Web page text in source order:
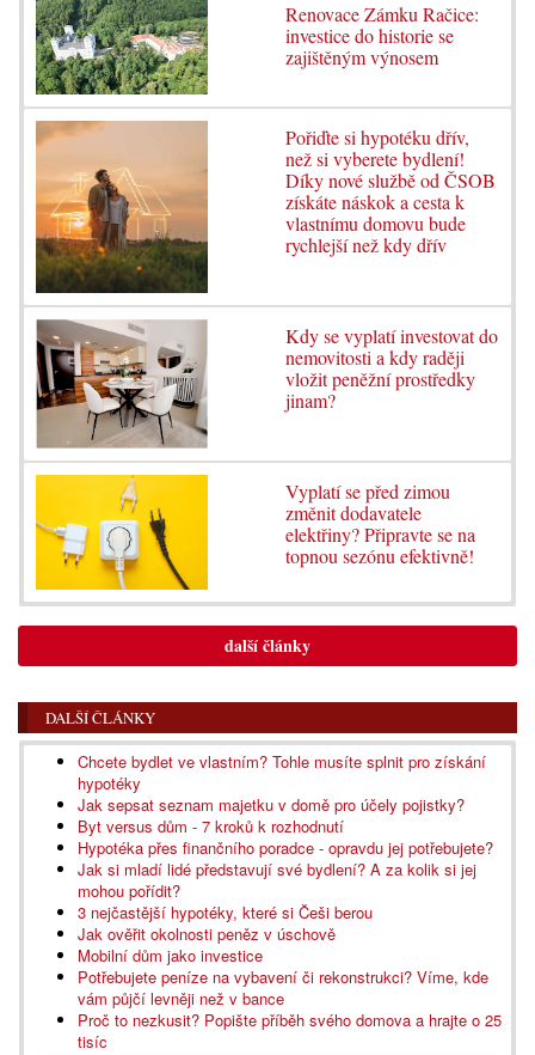
Renovace Zámku Račice:
investice do historie se
zajištěným výnosem
Pořiďte si hypotéku dřív,
než si vyberete bydlení!
Díky nové službě od ČSOB
získáte náskok a cesta k
vlastnímu domovu bude
rychlejší než kdy dřív
Kdy se vyplatí investovat do
nemovitosti a kdy raději
vložit peněžní prostředky
jinam?
Vyplatí se před zimou
změnit dodavatele
elektřiny? Připravte se na
topnou sezónu efektivně!
další články
DALŠÍ ČLÁNKY
Chcete bydlet ve vlastním? Tohle musíte splnit pro získání
hypotéky
Jak sepsat seznam majetku v domě pro účely pojistky?
Byt versus dům - 7 kroků k rozhodnutí
Hypotéka přes finančního poradce - opravdu jej potřebujete?
Jak si mladí lidé představují své bydlení? A za kolik si jej
mohou pořídit?
3 nejčastější hypotéky, které si Češi berou
Jak ověřit okolnosti peněz v úschově
Mobilní dům jako investice
Potřebujete peníze na vybavení či rekonstrukci? Víme, kde
vám půjčí levněji než v bance
Proč to nezkusit? Popište příběh svého domova a hrajte o 25
tisíc